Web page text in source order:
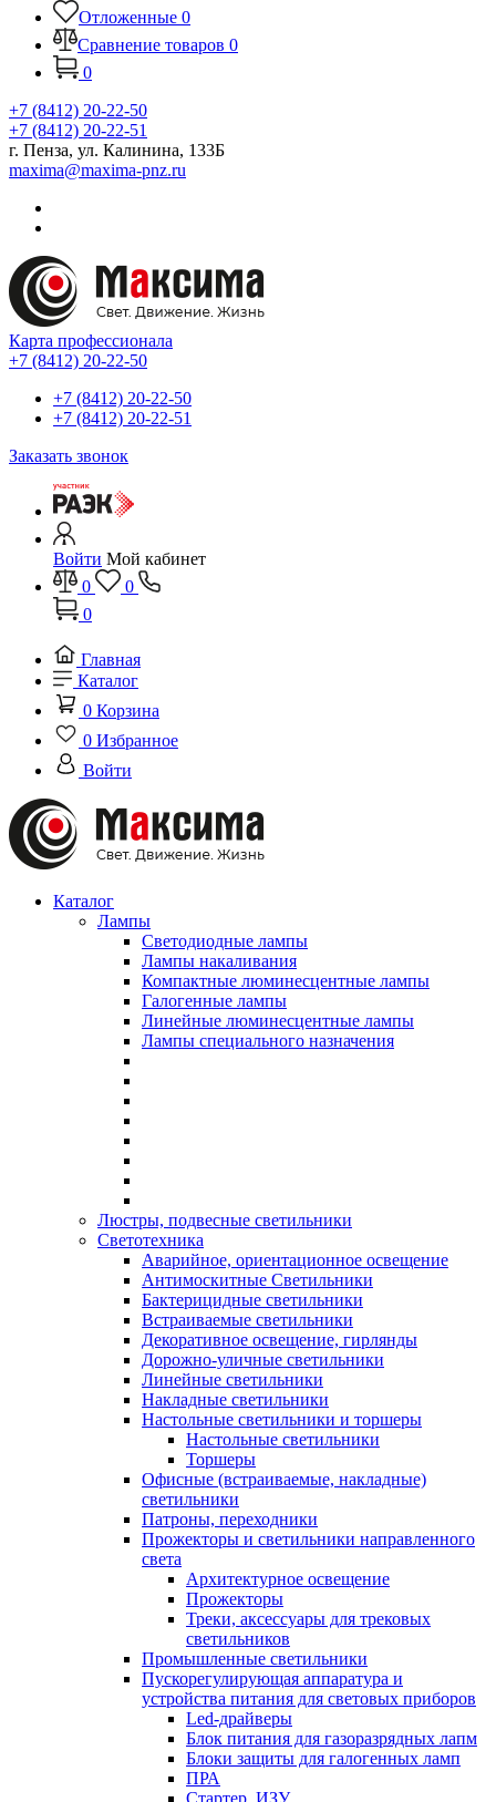
Отложенные 0
Сравнение товаров 0
0
+7 (8412) 20-22-50
+7 (8412) 20-22-51
г. Пенза, ул. Калинина, 133Б
maxima@maxima-pnz.ru
Карта профессионала
+7 (8412) 20-22-50
+7 (8412) 20-22-50
+7 (8412) 20-22-51
Заказать звонок
Войти Мой кабинет
0
0
0
Главная
Каталог
0 Корзина
0 Избранное
Войти
Каталог
Лампы
Светодиодные лампы
Лампы накаливания
Компактные люминесцентные лампы
Галогенные лампы
Линейные люминесцентные лампы
Лампы специального назначения
Люстры, подвесные светильники
Светотехника
Аварийное, ориентационное освещение
Антимоскитные Светильники
Бактерицидные светильники
Встраиваемые светильники
Декоративное освещение, гирлянды
Дорожно-уличные светильники
Линейные светильники
Накладные светильники
Настольные светильники и торшеры
Настольные светильники
Торшеры
Офисные (встраиваемые, накладные)
светильники
Патроны, переходники
Прожекторы и светильники направленного
света
Архитектурное освещение
Прожекторы
Треки, аксессуары для трековых
светильников
Промышленные светильники
Пускорегулирующая аппаратура и
устройства питания для световых приборов
Led-драйверы
Блок питания для газоразрядных лапм
Блоки защиты для галогенных ламп
ПРА
Стартер, ИЗУ